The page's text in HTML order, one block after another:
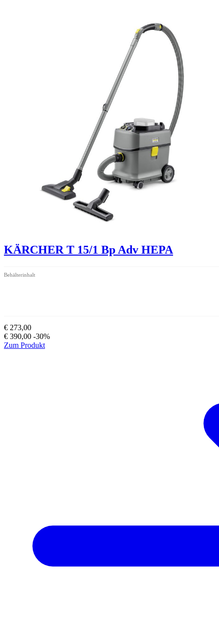
KÄRCHER T 15/1 Bp Adv HEPA
Behälterinhalt
€ 273,00
€ 390,00 -30%
Zum Produkt